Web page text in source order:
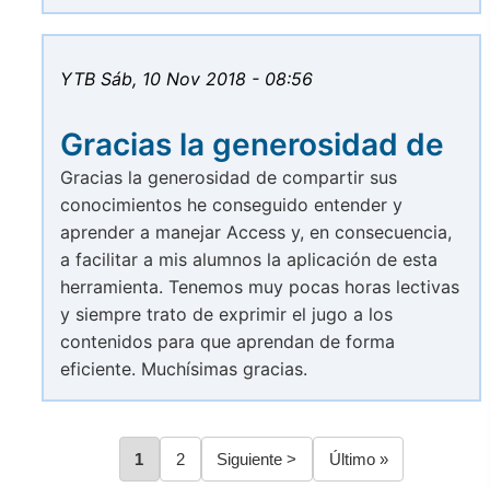
YTB Sáb, 10 Nov 2018 - 08:56
Gracias la generosidad de
Gracias la generosidad de compartir sus
conocimientos he conseguido entender y
aprender a manejar Access y, en consecuencia,
a facilitar a mis alumnos la aplicación de esta
herramienta. Tenemos muy pocas horas lectivas
y siempre trato de exprimir el jugo a los
contenidos para que aprendan de forma
eficiente. Muchísimas gracias.
Página
1 Página
2
Siguiente
Siguiente >
Última
Último »